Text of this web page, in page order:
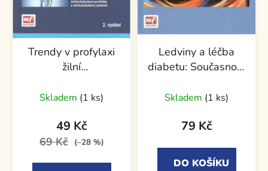
Trendy v profylaxi
žilní
nemoci
Skladem (1 ks)
49 Kč
69 Kč (–28 %)
Ledviny a léčba
diabetu: Současnost
terapie glifloziny
Skladem (1 ks)
79 Kč
DO KOŠÍKU